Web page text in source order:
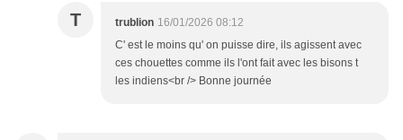
T trublion 16/01/2026 08:12
C' est le moins qu' on puisse dire, ils agissent avec
ces chouettes comme ils l'ont fait avec les bisons t
les indiens<br /> Bonne journée